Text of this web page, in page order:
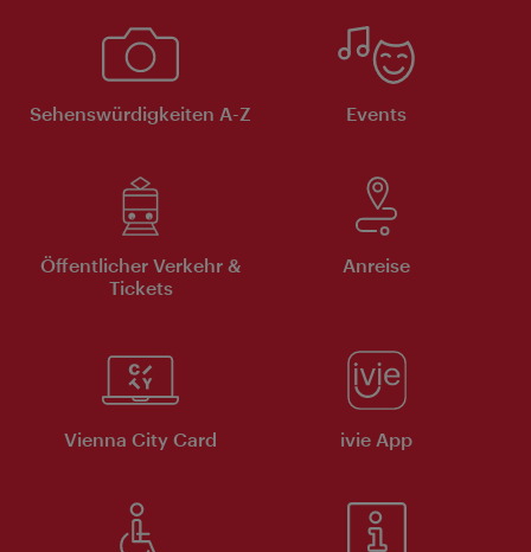
Sehenswürdigkeiten A-Z Events
Öffentlicher Verkehr &
Tickets
Anreise
Vienna City Card ivie App